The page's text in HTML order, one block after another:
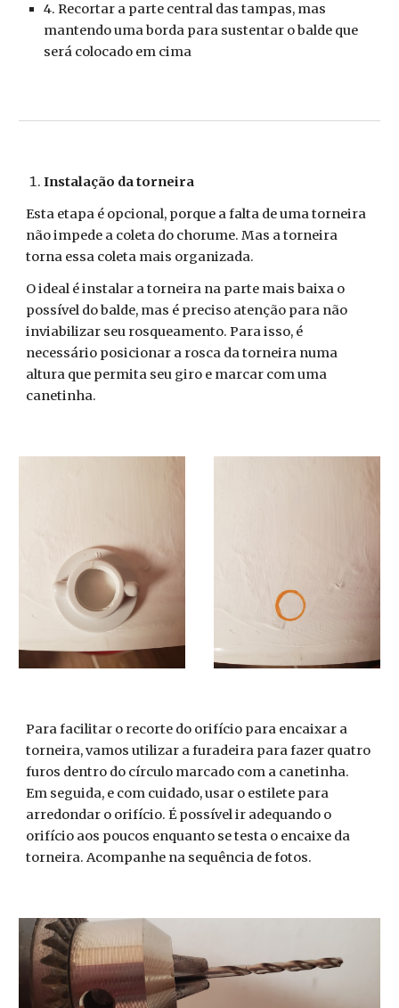
4. Recortar a parte central das tampas, mas
mantendo uma borda para sustentar o balde que
será colocado em cima
Instalação da torneira
Esta etapa é opcional, porque a falta de uma torneira
não impede a coleta do chorume. Mas a torneira
torna essa coleta mais organizada.
O ideal é instalar a torneira na parte mais baixa o
possível do balde, mas é preciso atenção para não
inviabilizar seu rosqueamento. Para isso, é
necessário posicionar a rosca da torneira numa
altura que permita seu giro e marcar com uma
canetinha.
Para facilitar o recorte do orifício para encaixar a
torneira, vamos utilizar a furadeira para fazer quatro
furos dentro do círculo marcado com a canetinha.
Em seguida, e com cuidado, usar o estilete para
arredondar o orifício. É possível ir adequando o
orifício aos poucos enquanto se testa o encaixe da
torneira. Acompanhe na sequência de fotos.